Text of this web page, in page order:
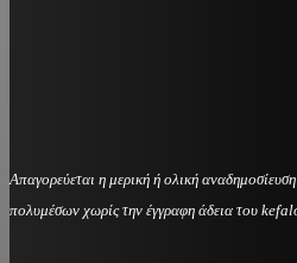
Απαγορεύεται η μερική ή ολική
πολυμέσων χωρίς την έγγραφη άδεια του